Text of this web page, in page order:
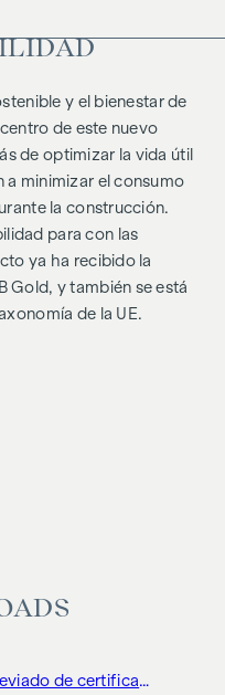
y el bienestar de
de este nuevo
de optimizar la vida útil
a minimizar el consumo
la construcción.
para con las
ya ha recibido la
Gold, y también se está
de la UE.
Formulario abreviado de certificado energético